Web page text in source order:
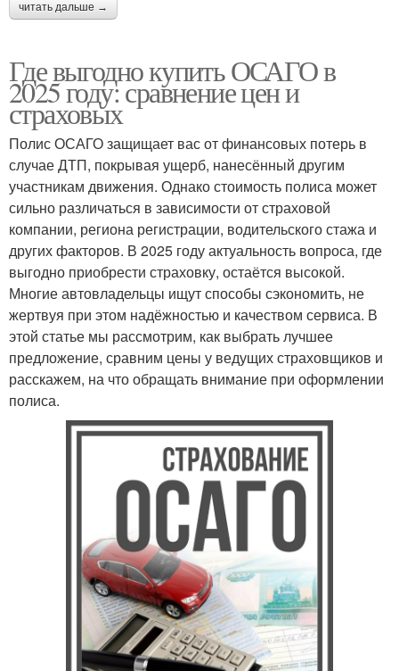
читать дальше →
Где выгодно купить ОСАГО в
2025 году: сравнение цен и
страховых
Полис ОСАГО защищает вас от финансовых потерь в
случае ДТП, покрывая ущерб, нанесённый другим
участникам движения. Однако стоимость полиса может
сильно различаться в зависимости от страховой
компании, региона регистрации, водительского стажа и
других факторов. В 2025 году актуальность вопроса, где
выгодно приобрести страховку, остаётся высокой.
Многие автовладельцы ищут способы сэкономить, не
жертвуя при этом надёжностью и качеством сервиса. В
этой статье мы рассмотрим, как выбрать лучшее
предложение, сравним цены у ведущих страховщиков и
расскажем, на что обращать внимание при оформлении
полиса.